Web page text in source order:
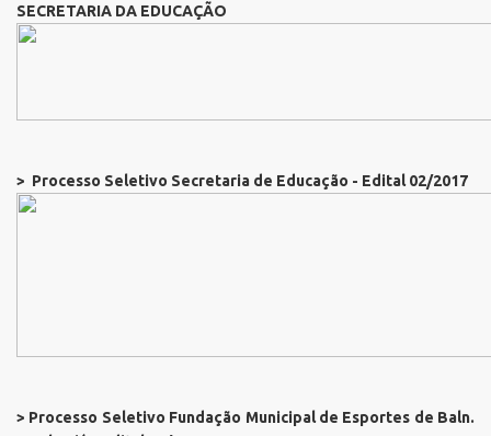
SECRETARIA DA EDUCAÇÃO
> Processo Seletivo Secretaria de Educação - Edital 02/2017
> Processo Seletivo Fundação Municipal de Esportes de Baln.